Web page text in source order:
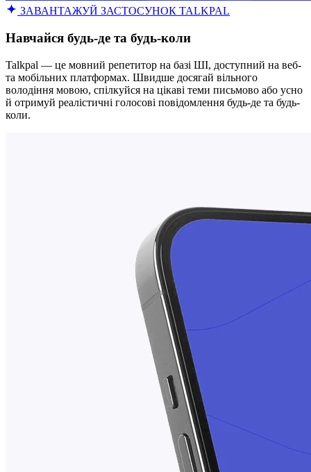
ЗАВАНТАЖУЙ ЗАСТОСУНОК TALKPAL
Навчайся будь-де та будь-коли
Talkpal — це мовний репетитор на базі ШІ, доступний на веб-
та мобільних платформах. Швидше досягай вільного
володіння мовою, спілкуйся на цікаві теми письмово або усно
й отримуй реалістичні голосові повідомлення будь-де та будь-
коли.